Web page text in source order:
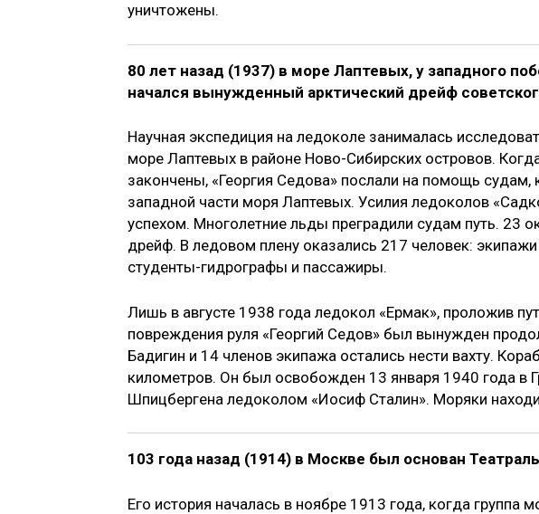
уничтожены.
80 лет назад (1937) в море Лаптевых, у западного
начался вынужденный арктиче­ский дрейф
Научная экспедиция на ледоколе занималась
море Лаптевых в районе Ново-Сибирских островов.
закончены, «Георгия Седова» послали на помощь судам,
западной части моря Лаптевых. Усилия ледоколов
успехом. Многолетние льды преградили судам путь. 23
дрейф. В ледовом плену оказались 217 человек:
студенты-гидрографы и пассажиры.
Лишь в августе 1938 года ледокол «Ермак», проложив
повреждения руля «Георгий Седов» был вынужден
Бадигин и 14 членов экипажа остались нести вахту.
километров. Он был освобожден 13 января 1940 года в
Шпицбергена ледоколом «Иосиф Сталин». Моряки
103 года назад (1914) в Москве был основан
Его история началась в ноябре 1913 года, когда группа